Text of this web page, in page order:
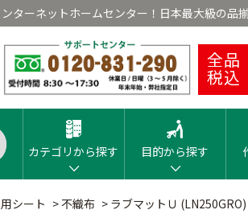
ターネットホームセンター！日本最大級の品
全品
税込
カテゴリから探す 目的から探す
シート >不織布 > ラブマットＵ (LN250GRO)